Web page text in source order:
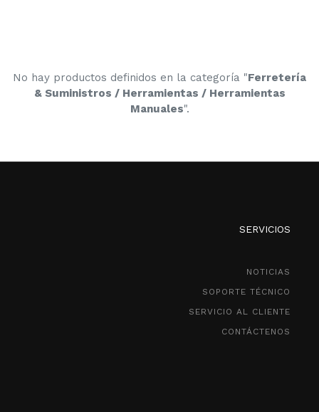
No hay productos definidos en la categoría "Ferretería
& Suministros / Herramientas / Herramientas
Manuales".
SERVICIOS
NOTICIAS
SOPORTE TÉCNICO
SERVICIO AL CLIENTE
CONTÁCTENOS